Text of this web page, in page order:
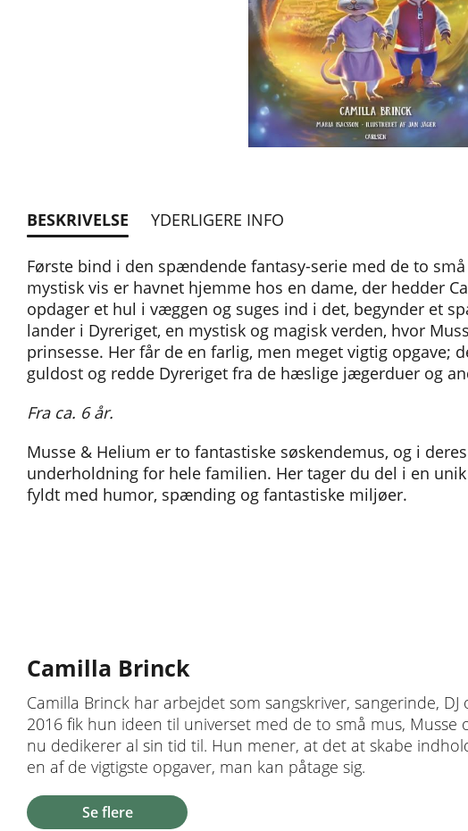
BESKRIVELSE YDERLIGERE INFO
Første bind i den spændende fantasy-serie med de to
mystisk vis er havnet hjemme hos en dame, der hedder
opdager et hul i væggen og suges ind i det, begynder et
lander i Dyreriget, en mystisk og magisk verden, hvor
prinsesse. Her får de en farlig, men meget vigtig opgave;
guldost og redde Dyreriget fra de hæslige jægerduer og
Fra ca. 6 år.
Musse & Helium er to fantastiske søskendemus, og i
underholdning for hele familien. Her tager du del i en
fyldt med humor, spænding og fantastiske miljøer.
Camilla Brinck
Camilla Brinck har arbejdet som sangskriver, sangerinde,
2016 fik hun ideen til universet med de to små mus, Musse
nu dedikerer al sin tid til. Hun mener, at det at skabe
en af de vigtigste opgaver, man kan påtage sig.
Se flere